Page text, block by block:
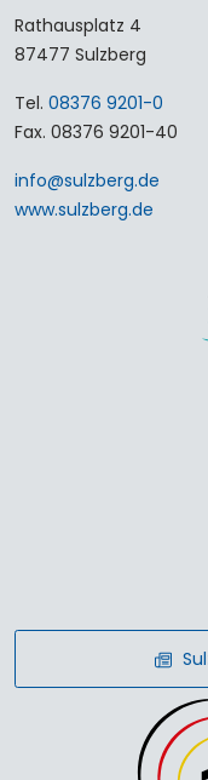
Rathausplatz 4
87477 Sulzberg
Tel. 08376 9201-0
Fax. 08376 9201-40
info@sulzberg.de
www.sulzberg.de